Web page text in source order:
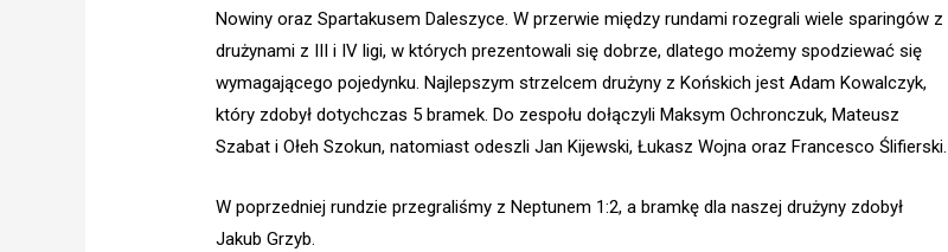
Nowiny oraz Spartakusem Daleszyce. W przerwie między rundami rozegrali wiele sparingów z
drużynami z III i IV ligi, w których prezentowali się dobrze, dlatego możemy spodziewać się
wymagającego pojedynku. Najlepszym strzelcem drużyny z Końskich jest Adam Kowalczyk,
który zdobył dotychczas 5 bramek. Do zespołu dołączyli Maksym Ochronczuk, Mateusz
Szabat i Ołeh Szokun, natomiast odeszli Jan Kijewski, Łukasz Wojna oraz Francesco Ślifierski.
W poprzedniej rundzie przegraliśmy z Neptunem 1:2, a bramkę dla naszej drużyny zdobył
Jakub Grzyb.